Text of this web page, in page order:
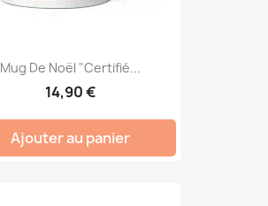
Mug De Noël "Certifié...
14,90 €
Ajouter au panier